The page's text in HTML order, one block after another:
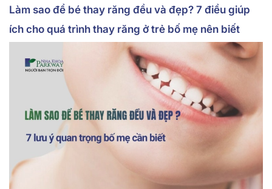
Làm sao để bé thay răng đều và đẹp? 7 điều giúp
ích cho quá trình thay răng ở trẻ bố mẹ nên biết